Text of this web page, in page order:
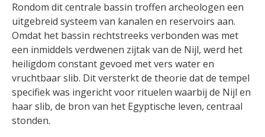
Rondom dit centrale bassin troffen archeologen een
uitgebreid systeem van kanalen en reservoirs aan.
Omdat het bassin rechtstreeks verbonden was met
een inmiddels verdwenen zijtak van de Nijl, werd het
heiligdom constant gevoed met vers water en
vruchtbaar slib. Dit versterkt de theorie dat de tempel
specifiek was ingericht voor rituelen waarbij de Nijl en
haar slib, de bron van het Egyptische leven, centraal
stonden.